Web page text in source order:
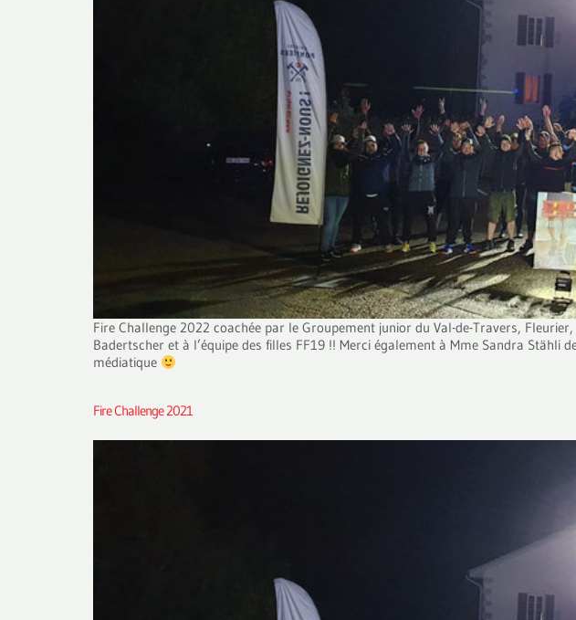
Fire Challenge 2022 coachée par le Groupement junior du Val-de-Travers,
Badertscher et à l’équipe des filles FF19 !! Merci également à Mme Sandra
médiatique
Fire Challenge 2021